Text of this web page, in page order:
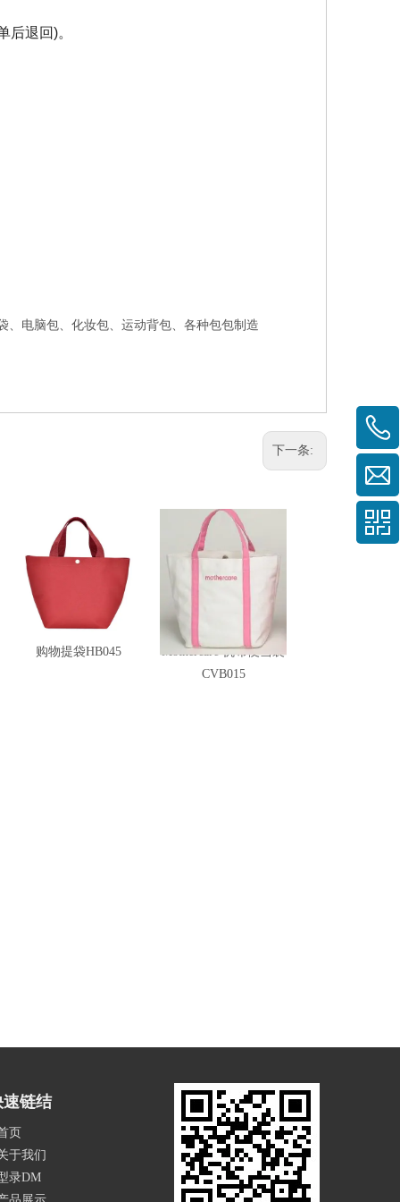
后退回)。
、电脑包、化妆包、运动背包、各种包包制造
下一条:
购物提袋HB045
Mothercare 帆布便当袋
CVB015
速链结
页
于我们
录DM